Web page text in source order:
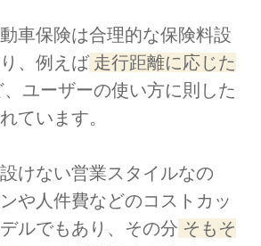
車保険は合理的な保険料設
、例えば 走行距離に応じた
、ユーザーの使い方に則した
ています。
けない営業スタイルなの
や人件費などのコストカッ
ルでもあり、その分 そもそ